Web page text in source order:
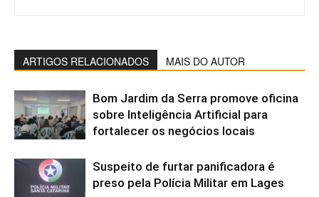
ARTIGOS RELACIONADOS MAIS DO AUTOR
Bom Jardim da Serra promove oficina
sobre Inteligência Artificial para
fortalecer os negócios locais
Suspeito de furtar panificadora é
preso pela Polícia Militar em Lages